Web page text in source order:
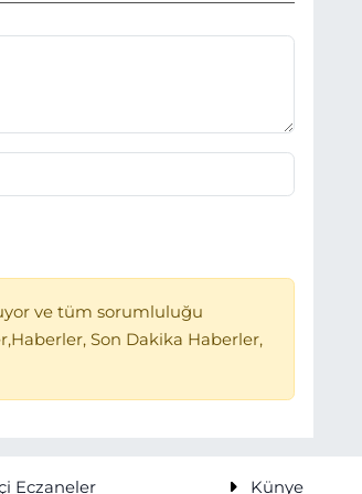
ve tüm sorumluluğu
Son Dakika Haberler,
Eczaneler Künye